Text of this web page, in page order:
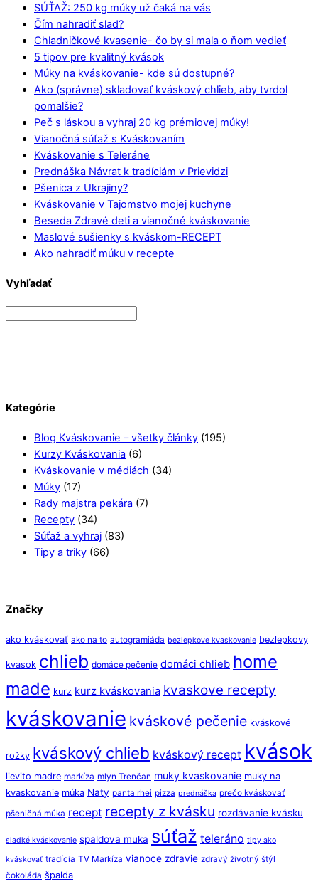
SÚŤAŽ: 250 kg múky už čaká na vás
Čím nahradiť slad?
Chladničkové kvasenie- čo by si mala o ňom vedieť
5 tipov pre kvalitný kvások
Múky na kváskovanie- kde sú dostupné?
Ako (správne) skladovať kváskový chlieb, aby tvrdol
pomalšie?
Peč s láskou a vyhraj 20 kg prémiovej múky!
Vianočná súťaž s Kváskovaním
Kváskovanie s Teleráne
Prednáška Návrat k tradíciám v Prievidzi
Pšenica z Ukrajiny?
Kváskovanie v Tajomstvo mojej kuchyne
Beseda Zdravé deti a vianočné kváskovanie
Maslové sušienky s kváskom-RECEPT
Ako nahradiť múku v recepte
Vyhľadať
Kategórie
Blog Kváskovanie – všetky články (195)
Kurzy Kváskovania (6)
Kváskovanie v médiách (34)
Múky (17)
Rady majstra pekára (7)
Recepty (34)
Súťaž a vyhraj (83)
Tipy a triky (66)
Značky
ako kváskovať ako na to autogramiáda bezlepkove kvaskovanie bezlepkovy
kvasok chlieb domáce pečenie domáci chlieb home
made kurz kurz kváskovania kvaskove recepty
kváskovanie kváskové pečenie kváskové
rožky kváskový chlieb kváskový recept kvások
lievito madre markíza mlyn Trenčan muky kvaskovanie muky na
kvaskovanie múka Naty panta rhei pizza prednáška prečo kváskovať
pšeničná múka recept recepty z kvásku rozdávanie kvásku
sladké kváskovanie spaldova muka súťaž teleráno tipy ako
kváskovať tradícia TV Markíza vianoce zdravie zdravý životný štýl
čokoláda špalda